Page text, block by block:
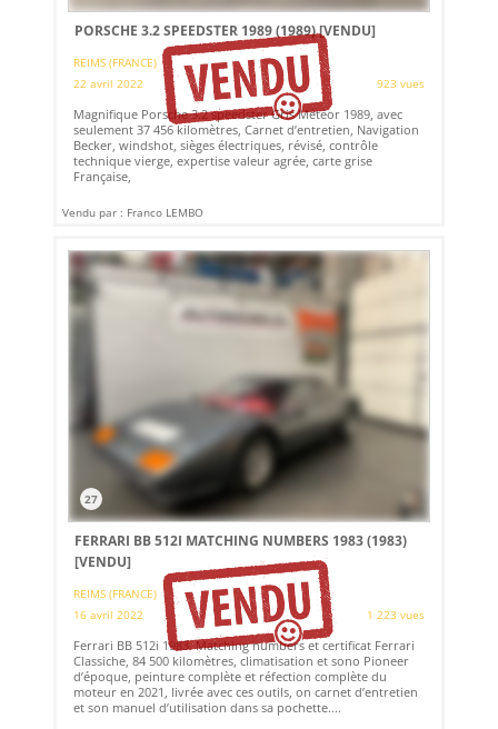
PORSCHE 3.2 SPEEDSTER 1989 (1989)[VENDU]
REIMS (FRANCE)
22 avril 2022
923 vues
Magnifique Porsche 3.2 speedster Gris Météor 1989, avec
seulement 37 456 kilomètres, Carnet d’entretien, Navigation
Becker, windshot, sièges électriques, révisé, contrôle
technique vierge, expertise valeur agrée, carte grise
Française,
Vendu par : Franco LEMBO
27
FERRARI BB 512I MATCHING NUMBERS 1983 (1983)
[VENDU]
REIMS (FRANCE)
16 avril 2022
1 223 vues
Ferrari BB 512i 1983. Matching numbers et certificat Ferrari
Classiche, 84 500 kilomètres, climatisation et sono Pioneer
d’époque, peinture complète et réfection complète du
moteur en 2021, livrée avec ces outils, on carnet d’entretien
et son manuel d’utilisation dans sa pochette....